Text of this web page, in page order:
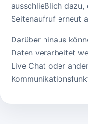
ausschließlich
Seitenaufruf erneut
Darüber hinaus
Daten verarbeitet
Live Chat oder